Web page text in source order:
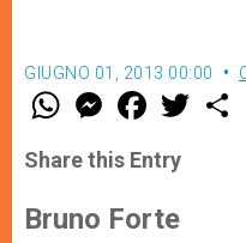
GIUGNO 01, 2013 00:00
W
t
s
p
p
M
e
s
e
g
e
F
a
e
b
o
k
w
Share this Entry
Bruno Forte